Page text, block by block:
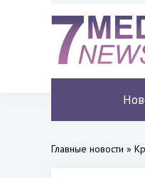
Главные новости »